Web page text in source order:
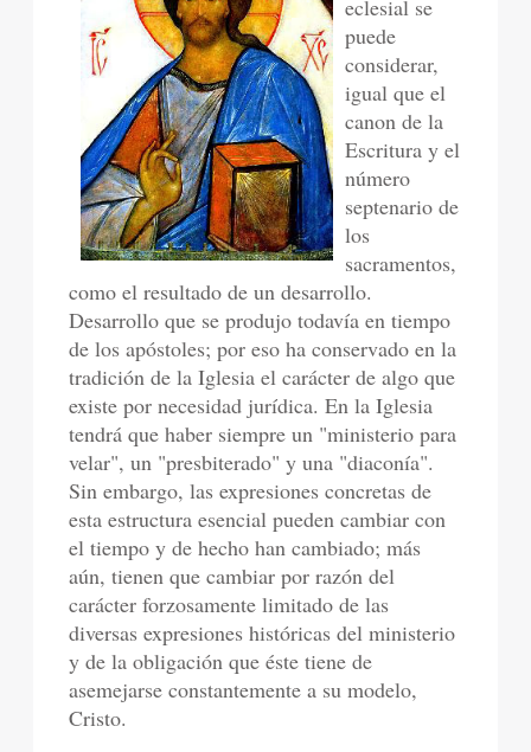
eclesial se
puede
considerar,
igual que el
canon de la
Escritura y el
número
septenario de
los
sacramentos,
como el resultado de un desarrollo.
Desarrollo que se produjo todavía en tiempo
de los apóstoles; por eso ha conservado en la
tradición de la Iglesia el carácter de algo que
existe por necesidad jurídica. En la Iglesia
tendrá que haber siempre un "ministerio para
velar", un "presbiterado" y una "diaconía".
Sin embargo, las expresiones concretas de
esta estructura esencial pueden cambiar con
el tiempo y de hecho han cambiado; más
aún, tienen que cambiar por razón del
carácter forzosamente limitado de las
diversas expresiones históricas del ministerio
y de la obligación que éste tiene de
asemejarse constantemente a su modelo,
Cristo.